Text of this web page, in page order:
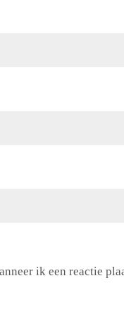
ik een reactie